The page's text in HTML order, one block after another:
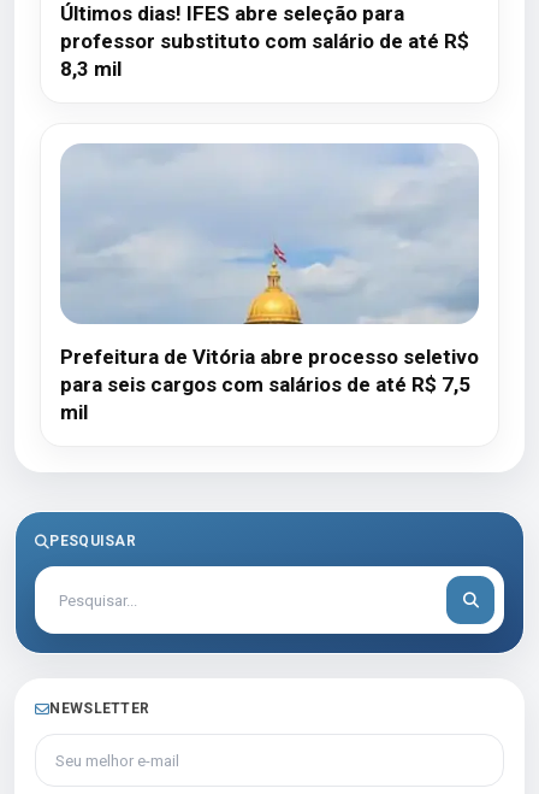
Últimos dias! IFES abre seleção para
professor substituto com salário de até R$
8,3 mil
Prefeitura de Vitória abre processo seletivo
para seis cargos com salários de até R$ 7,5
mil
PESQUISAR
NEWSLETTER
Seu melhor e-mail